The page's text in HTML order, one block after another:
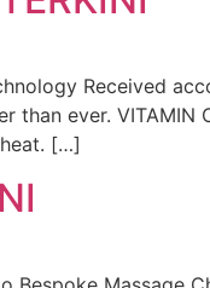
Received
than ever. VITAMIN
[…]